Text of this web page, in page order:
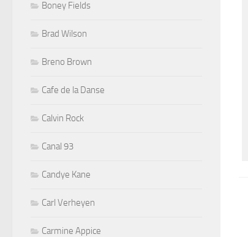
Boney Fields
Brad Wilson
Breno Brown
Cafe de la Danse
Calvin Rock
Canal 93
Candye Kane
Carl Verheyen
Carmine Appice